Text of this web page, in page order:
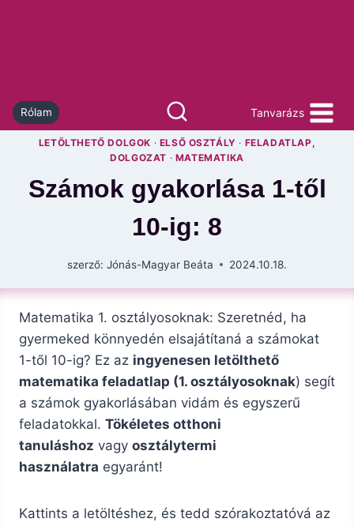
Rólam Tanvarázs
LETÖLTHETŐ DOLGOK · ELSŐ OSZTÁLY · FELADATLAP,
DOLGOZAT · MATEMATIKA
Számok gyakorlása 1-től
10-ig: 8
szerző: Jónás-Magyar Beáta 2024.10.18.
Matematika 1. osztályosoknak: Szeretnéd, ha
gyermeked könnyedén elsajátítaná a számokat
1-től 10-ig? Ez az ingyenesen letölthető
matematika feladatlap (1. osztályosoknak) segít
a számok gyakorlásában vidám és egyszerű
feladatokkal. Tökéletes otthoni
tanuláshoz vagy osztálytermi
használatra egyaránt!
Kattints a letöltéshez, és tedd szórakoztatóvá az